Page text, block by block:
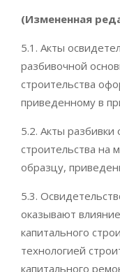
(Измененная
5.1. Акты
разбивочной
строительства
приведенному в
5.2. Акты разбивки
строительства на
образцу,
5.3.
оказывают
капитального
технологией
капитального